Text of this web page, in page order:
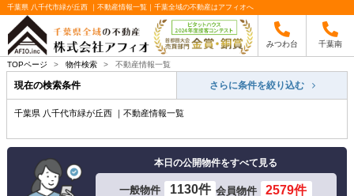
千葉県 八千代市緑が丘西 ｜不動産情報一覧｜千葉全域の不動産はアフィオへ
みつわ台 千葉南
TOPページ > 物件検索 > 不動産情報一覧
現在の検索条件 さらに条件を絞り込む
千葉県 八千代市緑が丘西 ｜不動産情報一覧
本日の公開物件をすべて見る
一般物件 1130件 会員物件 2579件